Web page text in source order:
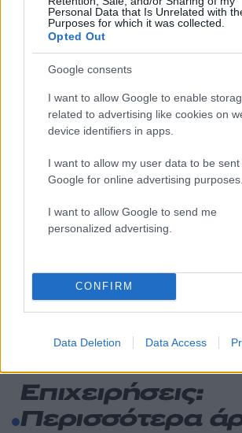
Personal Data that Is Unrelated with
Purposes for which it was collected.
Opted Out
Google consents
I want to allow Google to enable
related to advertising like cookies on
device identifiers in apps.
I want to allow my user data to be sent
Google for online advertising purposes.
I want to allow Google to send me
personalized advertising.
CONFIRM
Data Deletion Data Access
Marfin: Η 46χρονη πήρε
να απολογηθεί την Τρίτη –
συμμετείχε στη διαδήλωση
100.000 άτομα»
Βγήκαν ξανά τα μαχαίρια
για τη Δημοκρατία:
Γρατσία και Γαλανός
κίνημα σε φοβικό αρχηγικό
θεωρηθούν δωρεές και να
φόρος – Τι ισχυεί για τις
Aναστέλλονται τα τακτικά
αγγειοχειρουργού του
Χανίων επειδή κλάπηκε το
61 Σούπερ μάρκετ: Νέες
916 προϊόντα στην εθνική
ανάμεσά τους 130 σχολικά
Επιχειρήσεις:
Περισσότερα